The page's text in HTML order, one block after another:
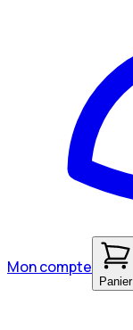
Mon compte
Panier